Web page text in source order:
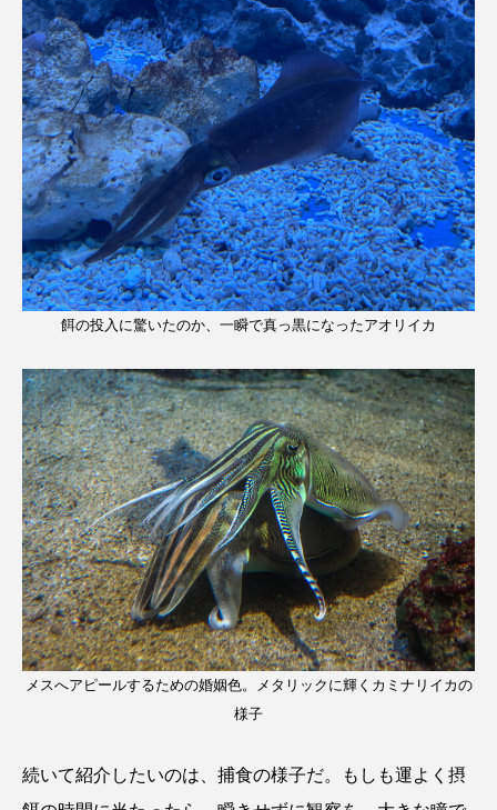
餌の投入に驚いたのか、一瞬で真っ黒になったアオリイカ
メスへアピールするための婚姻色。メタリックに輝くカミナリイカの
様子
続いて紹介したいのは、捕食の様子だ。もしも運よく摂